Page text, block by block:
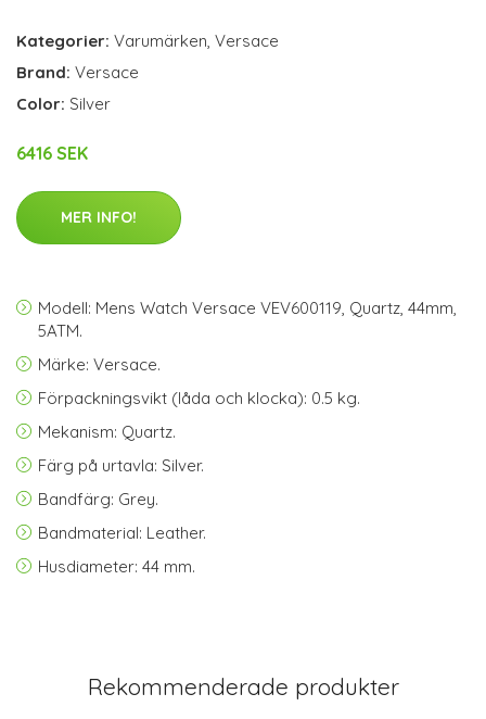
Kategorier: Varumärken, Versace
Brand: Versace
Color: Silver
6416 SEK
MER INFO!
Modell: Mens Watch Versace VEV600119, Quartz, 44mm,
5ATM.
Märke: Versace.
Förpackningsvikt (låda och klocka): 0.5 kg.
Mekanism: Quartz.
Färg på urtavla: Silver.
Bandfärg: Grey.
Bandmaterial: Leather.
Husdiameter: 44 mm.
Rekommenderade produkter